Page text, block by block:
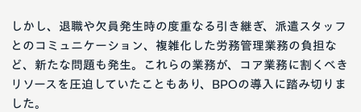
しかし、退職や欠員発生時の度重なる引き継ぎ、派遣スタッフ
とのコミュニケーション、複雑化した労務管理業務の負担な
ど、新たな問題も発生。これらの業務が、コア業務に割くべき
リソースを圧迫していたこともあり、BPOの導入に踏み切りま
した。